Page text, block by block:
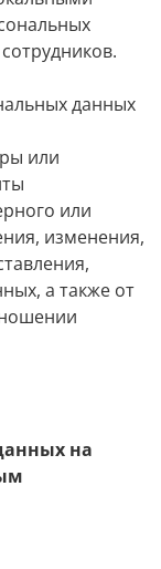
данных
или
или
изменения,
а также от
на